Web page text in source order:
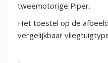
tweemotorige Piper.
Het toestel op de
vergelijkbaar